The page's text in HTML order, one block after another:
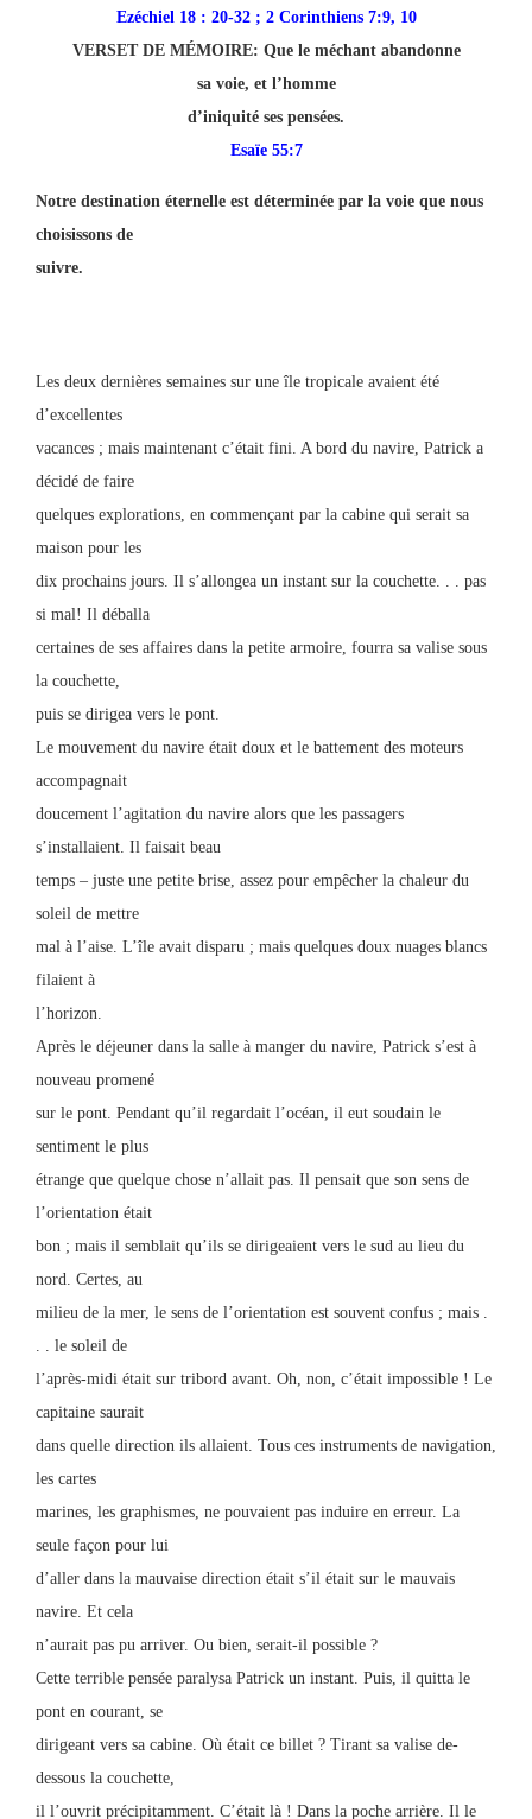
Ezéchiel 18 : 20-32 ; 2 Corinthiens 7:9, 10
VERSET DE MÉMOIRE: Que le méchant abandonne
sa voie, et l’homme
d’iniquité ses pensées.
Esaïe 55:7
Notre destination éternelle est déterminée par la voie que nous
choisissons de
suivre.
Les deux dernières semaines sur une île tropicale avaient été
d’excellentes
vacances ; mais maintenant c’était fini. A bord du navire, Patrick a
décidé de faire
quelques explorations, en commençant par la cabine qui serait sa
maison pour les
dix prochains jours. Il s’allongea un instant sur la couchette. . . pas
si mal! Il déballa
certaines de ses affaires dans la petite armoire, fourra sa valise sous
la couchette,
puis se dirigea vers le pont.
Le mouvement du navire était doux et le battement des moteurs
accompagnait
doucement l’agitation du navire alors que les passagers
s’installaient. Il faisait beau
temps – juste une petite brise, assez pour empêcher la chaleur du
soleil de mettre
mal à l’aise. L’île avait disparu ; mais quelques doux nuages blancs
filaient à
l’horizon.
Après le déjeuner dans la salle à manger du navire, Patrick s’est à
nouveau promené
sur le pont. Pendant qu’il regardait l’océan, il eut soudain le
sentiment le plus
étrange que quelque chose n’allait pas. Il pensait que son sens de
l’orientation était
bon ; mais il semblait qu’ils se dirigeaient vers le sud au lieu du
nord. Certes, au
milieu de la mer, le sens de l’orientation est souvent confus ; mais .
. . le soleil de
l’après-midi était sur tribord avant. Oh, non, c’était impossible ! Le
capitaine saurait
dans quelle direction ils allaient. Tous ces instruments de navigation,
les cartes
marines, les graphismes, ne pouvaient pas induire en erreur. La
seule façon pour lui
d’aller dans la mauvaise direction était s’il était sur le mauvais
navire. Et cela
n’aurait pas pu arriver. Ou bien, serait-il possible ?
Cette terrible pensée paralysa Patrick un instant. Puis, il quitta le
pont en courant, se
dirigeant vers sa cabine. Où était ce billet ? Tirant sa valise de-
dessous la couchette,
il l’ouvrit précipitamment. C’était là ! Dans la poche arrière. Il le